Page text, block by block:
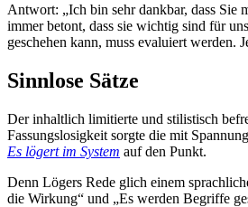
Antwort: „Ich bin sehr dankbar, dass Sie
immer betont, dass sie wichtig sind für
geschehen kann, muss evaluiert werden.
Sinnlose Sätze
Der inhaltlich limitierte und stilis­tisch
Fassungs­lo­sigkeit sorgte die mit
Es lögert im System auf den Punkt.
Denn Lögers Rede glich einem
die Wirkung“ und „Es werden Begriffe